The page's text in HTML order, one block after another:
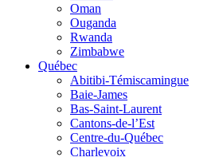
Oman
Ouganda
Rwanda
Zimbabwe
Québec
Abitibi-Témiscamingue
Baie-James
Bas-Saint-Laurent
Cantons-de-l’Est
Centre-du-Québec
Charlevoix